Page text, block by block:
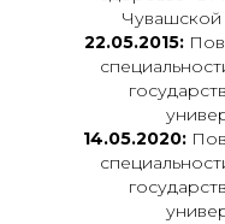
Чувашской
22.05.2015:
14.05.2020: